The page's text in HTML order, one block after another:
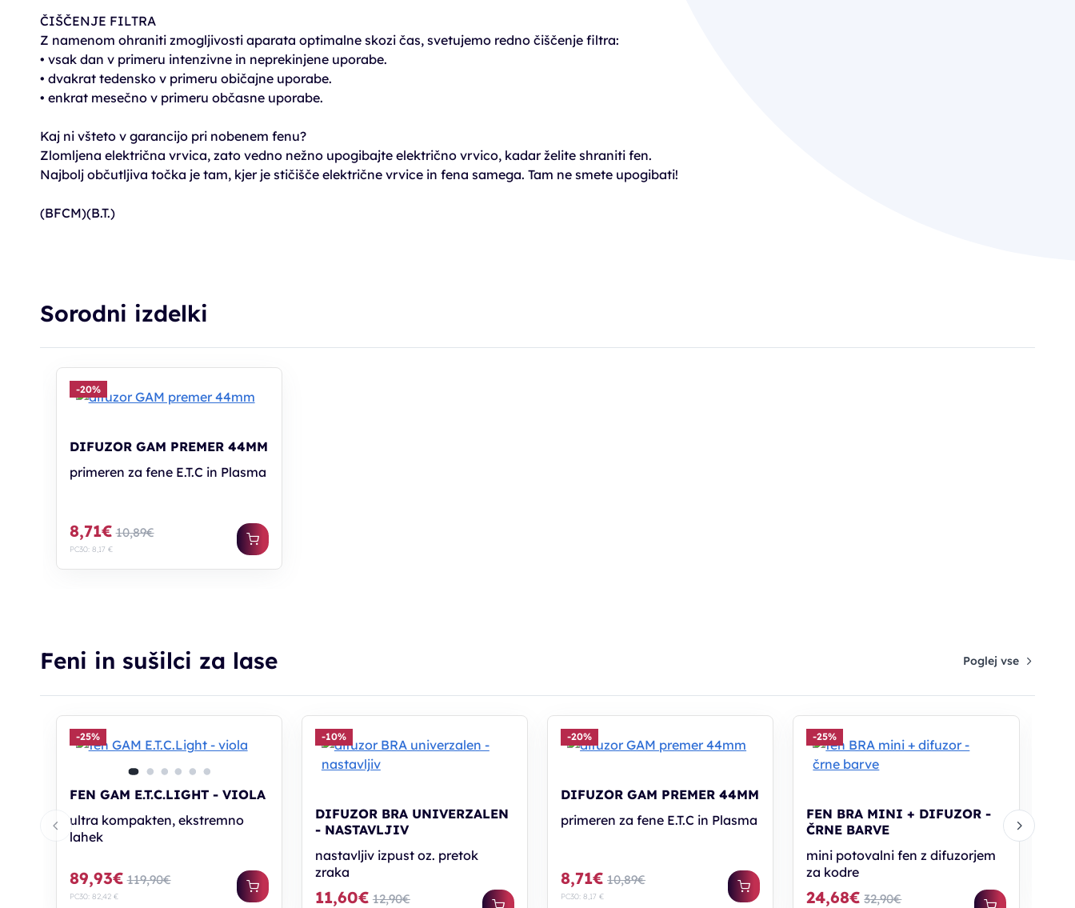
ČIŠČENJE FILTRA
Z namenom ohraniti zmogljivosti aparata optimalne skozi čas, svetujemo redno čiščenje filtra:
• vsak dan v primeru intenzivne in neprekinjene uporabe.
• dvakrat tedensko v primeru običajne uporabe.
• enkrat mesečno v primeru občasne uporabe.
Kaj ni všteto v garancijo pri nobenem fenu?
Zlomljena električna vrvica, zato vedno nežno upogibajte električno vrvico, kadar želite shraniti fen.
Najbolj občutljiva točka je tam, kjer je stičišče električne vrvice in fena samega. Tam ne smete upogibati!
(BFCM)(B.T.)
Sorodni izdelki
-20%
DIFUZOR GAM PREMER 44MM
primeren za fene E.T.C in Plasma
8,71€ 10,89€
PC30: 8,17 €
Feni in sušilci za lase Poglej vse
-25%
FEN GAM E.T.C.LIGHT - VIOLA
ultra kompakten, ekstremno
lahek
89,93€ 119,90€
PC30: 82,42 €
-10%
DIFUZOR BRA UNIVERZALEN
- NASTAVLJIV
nastavljiv izpust oz. pretok
zraka
11,60€ 12,90€
-20%
DIFUZOR GAM PREMER 44MM
primeren za fene E.T.C in Plasma
8,71€ 10,89€
PC30: 8,17 €
-25%
FEN BRA MINI + DIFUZOR -
ČRNE BARVE
mini potovalni fen z difuzorjem
za kodre
24,68€ 32,90€